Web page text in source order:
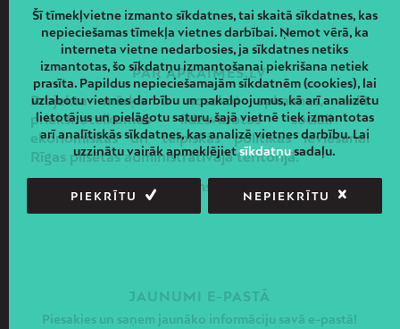
PAR APKAIMES.LV
Projekta mērķis ir nosakot apkaimes, radīt
priekšnoteikumus līdzsvarotas sociāli –
ekonomiskās un telpiskās politikas ieviešanai
Rīgas pilsētas administratīvajā teritorijā.
Piekļūstamības paziņojums
JAUNUMI E-PASTĀ
Piesakies un saņem jaunāko informāciju savā e-pastā!
Šī tīmekļvietne izmanto sīkdatnes, tai skaitā sīkdatnes, kas
nepieciešamas tīmekļa vietnes darbībai. Ņemot vērā, ka
interneta vietne nedarbosies, ja sīkdatnes netiks
izmantotas, šo sīkdatņu izmantošanai piekrišana netiek
prasīta. Papildus nepieciešamajām sīkdatnēm (cookies), lai
uzlabotu vietnes darbību un pakalpojumus, kā arī analizētu
lietotājus un pielāgotu saturu, šajā vietnē tiek izmantotas
arī analītiskās sīkdatnes, kas analizē vietnes darbību. Lai
uzzinātu vairāk apmeklējietsīkdatņusadaļu.
PIEKRĪTU NEPIEKRĪTU